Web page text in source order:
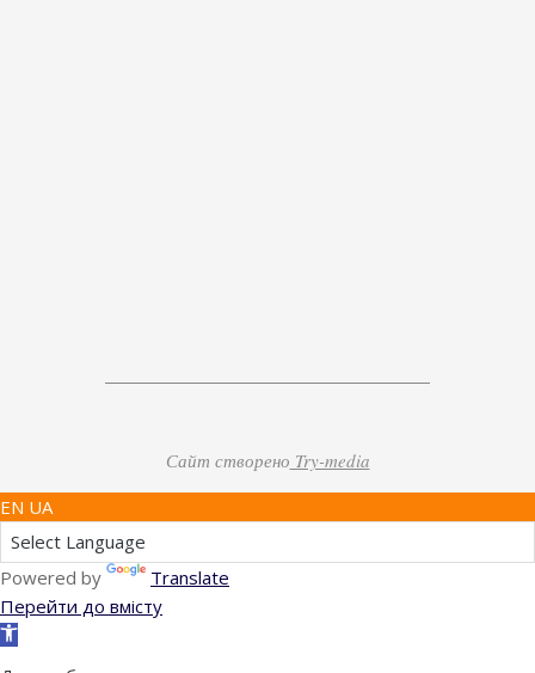
Сайт створено Try-media
EN UA
Powered by
Translate
Перейти до вмісту
Відкрити